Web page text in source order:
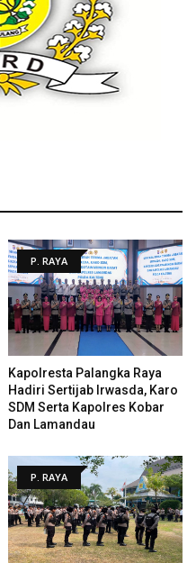
P. RAYA
Kapolresta Palangka Raya
Hadiri Sertijab Irwasda, Karo
SDM Serta Kapolres Kobar
Dan Lamandau
P. RAYA